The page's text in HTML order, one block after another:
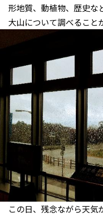
形地質、動植物、歴史な
大山について調べること
この日、残念ながら天気